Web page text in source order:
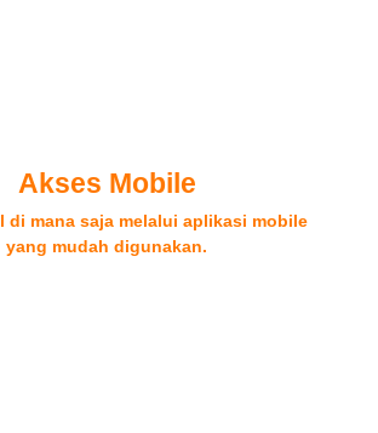
Akses Mobile
di mana saja melalui aplikasi mobile
yang mudah digunakan.